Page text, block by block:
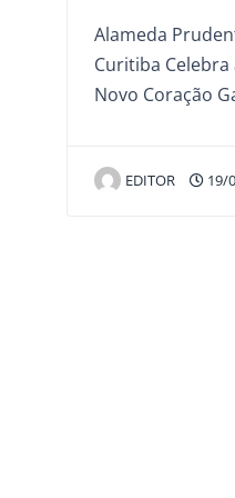
Alameda
Curitiba Celebra
Novo Coração
EDITOR 19/